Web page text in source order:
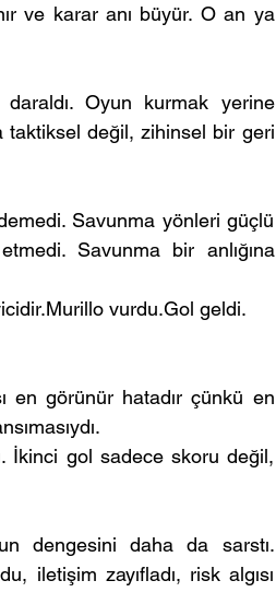
ve karar anı büyür. O an ya
daraldı. Oyun kurmak yerine
taktiksel değil, zihinsel bir geri
Savunma yönleri güçlü
Savunma bir anlığına
vurdu.Gol geldi.
en görünür hatadır çünkü en
İkinci gol sadece skoru değil,
dengesini daha da sarstı.
iletişim zayıfladı, risk algısı